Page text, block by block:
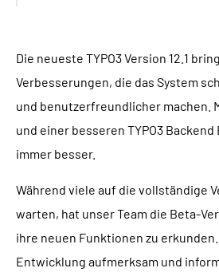
Die neueste TYPO3 Version 12.1
Verbesserungen, die das System
und benutzerfreundlicher machen.
und einer besseren TYPO3
immer besser.
Während viele auf die vollständige
warten, hat unser Team die Beta-
ihre neuen Funktionen zu
Entwicklung aufmerksam und